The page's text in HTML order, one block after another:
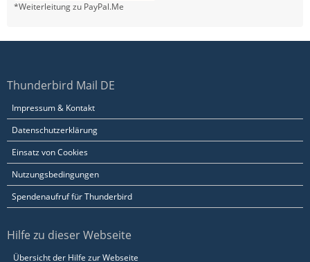
*Weiterleitung zu PayPal.Me
Thunderbird Mail DE
Impressum & Kontakt
Datenschutzerklärung
Einsatz von Cookies
Nutzungsbedingungen
Spendenaufruf für Thunderbird
Hilfe zu dieser Webseite
Übersicht der Hilfe zur Webseite